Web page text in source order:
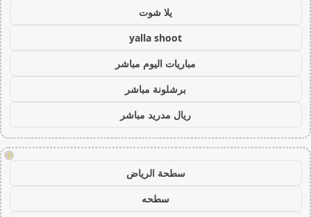
يلا شوت
yalla shoot
مباريات اليوم مباشر
برشلونة مباشر
ريال مدريد مباشر
!
سطحة الرياض
سطحه